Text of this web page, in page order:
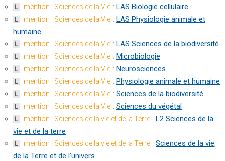
L mention : Sciences de la Vie : LAS Biologie cellulaire
L mention : Sciences de la Vie : LAS Physiologie animale et
humaine
L mention : Sciences de la Vie : LAS Sciences de la biodiversité
L mention : Sciences de la Vie : Microbiologie
L mention : Sciences de la Vie : Neurosciences
L mention : Sciences de la Vie : Physiologie animale et humaine
L mention : Sciences de la Vie : Sciences de la biodiversité
L mention : Sciences de la Vie : Sciences du végétal
L mention : Sciences de la vie et de la Terre : L2 Sciences de la
vie et de la terre
L mention : Sciences de la vie et de la Terre : Sciences de la vie,
de la Terre et de l'univers